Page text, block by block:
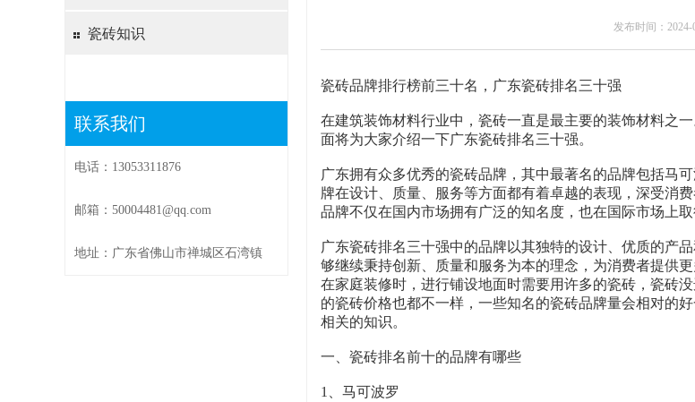
瓷砖知识
联系我们
电话：13053311876
邮箱：50004481@qq.com
地址：广东省佛山市禅城区石湾镇
发布时间：2024-
瓷砖品牌排行榜前三十名，广东瓷砖排名三十强
在建筑装饰材料行业中，瓷砖一直是最主要的装饰材料之
面将为大家介绍一下广东瓷砖排名三十强。
广东拥有众多优秀的瓷砖品牌，其中最著名的品牌包括马
牌在设计、质量、服务等方面都有着卓越的表现，深受消
品牌不仅在国内市场拥有广泛的知名度，也在国际市场上取
广东瓷砖排名三十强中的品牌以其独特的设计、优质的产
够继续秉持创新、质量和服务为本的理念，为消费者提供更
在家庭装修时，进行铺设地面时需要用许多的瓷砖，瓷砖
的瓷砖价格也都不一样，一些知名的瓷砖品牌量会相对的
相关的知识。
一、瓷砖排名前十的品牌有哪些
1、马可波罗